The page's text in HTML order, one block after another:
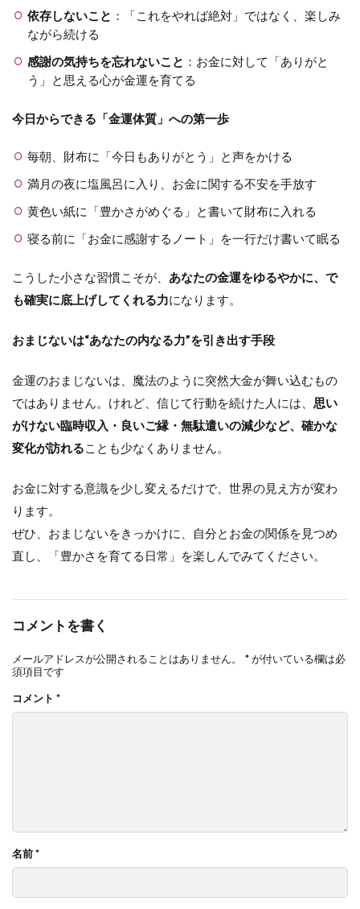
依存しないこと ：「これをやれば絶対」ではなく、楽しみ
ながら続ける
感謝の気持ちを忘れないこと ：お金に対して「ありがと
う」と思える心が金運を育てる
今日からできる「金運体質」への第一歩
毎朝、財布に「今日もありがとう」と声をかける
満月の夜に塩風呂に入り、お金に関する不安を手放す
黄色い紙に「豊かさがめぐる」と書いて財布に入れる
寝る前に「お金に感謝するノート」を一行だけ書いて眠る
こうした小さな習慣こそが、 あなたの金運をゆるやかに、で
も確実に底上げしてくれる力になります。
おまじないは“あなたの内なる力”を引き出す手段
金運のおまじないは、魔法のように突然大金が舞い込むもの
ではありません。けれど、信じて行動を続けた人には、 思い
がけない臨時収入・良いご縁・無駄遣いの減少など、確かな
変化が訪れることも少なくありません。
お金に対する意識を少し変えるだけで、世界の見え方が変わ
ります。
ぜひ、おまじないをきっかけに、自分とお金の関係を見つめ
直し、「豊かさを育てる日常」を楽しんでみてください。
コメントを書く
メールアドレスが公開されることはありません。 *が付いている欄は必
須項目です
コメント *
名前*